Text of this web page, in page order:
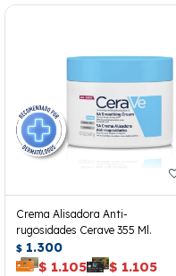
Crema Alisadora Anti-
rugosidades Cerave 355 Ml.
$ 1.300
$ 1.105 $ 1.105